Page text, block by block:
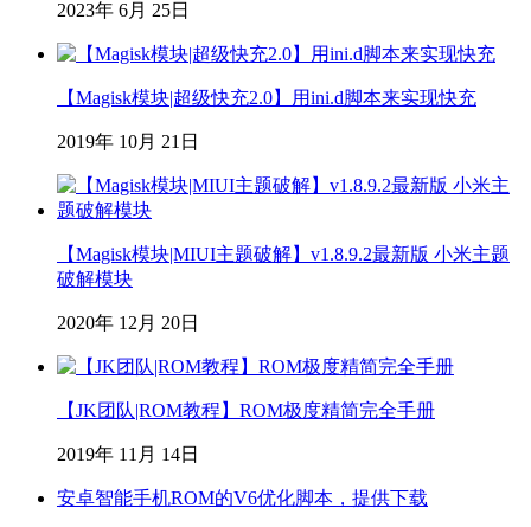
2023年 6月 25日
【Magisk模块|超级快充2.0】用ini.d脚本来实现快充
2019年 10月 21日
【Magisk模块|MIUI主题破解】v1.8.9.2最新版 小米主题
破解模块
2020年 12月 20日
【JK团队|ROM教程】ROM极度精简完全手册
2019年 11月 14日
安卓智能手机ROM的V6优化脚本，提供下载